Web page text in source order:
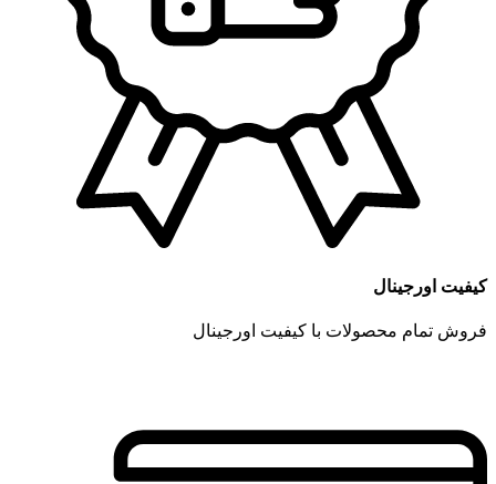
کیفیت اورجینال
فروش تمام محصولات با کیفیت اورجینال